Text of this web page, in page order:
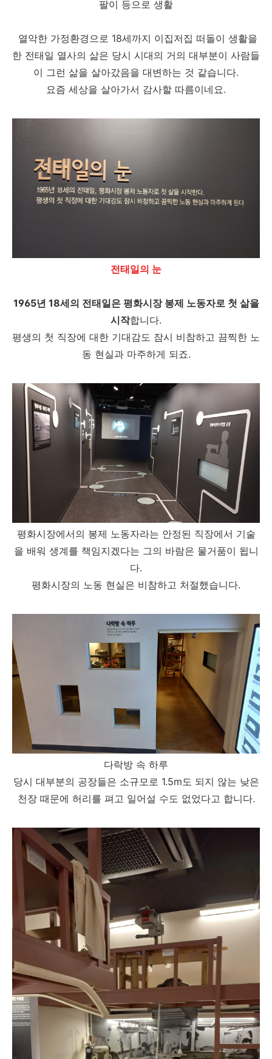
팔이 등으로 생활
열악한 가정환경으로 18세까지 이집저집 떠돌이 생활을
한 전태일 열사의 삶은 당시 시대의 거의 대부분이 사람들
이 그런 삶을 살아갔음을 대변하는 것 같습니다.
요즘 세상을 살아가서 감사할 따름이네요.
전태일의 눈
1965년 18세의 전태일은 평화시장 봉제 노동자로 첫 삶을
시작합니다.
평생의 첫 직장에 대한 기대감도 잠시 비참하고 끔찍한 노
동 현실과 마주하게 되죠.
평화시장에서의 봉제 노동자라는 안정된 직장에서 기술
을 배워 생계를 책임지겠다는 그의 바람은 물거품이 됩니
다.
평화시장의 노동 현실은 비참하고 처절했습니다.
다락방 속 하루
당시 대부분의 공장들은 소규모로 1.5m도 되지 않는 낮은
천장 때문에 허리를 펴고 일어설 수도 없었다고 합니다.